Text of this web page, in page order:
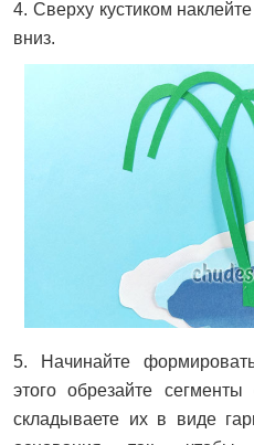
4. Сверху кустиком
вниз.
5. Начинайте
этого обрезайте
складываете их в виде